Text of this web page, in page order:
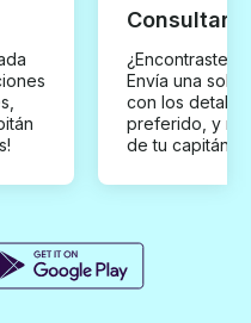
Consultar
¿Encontraste
Envía una
con los
preferido, y
de tu capitán